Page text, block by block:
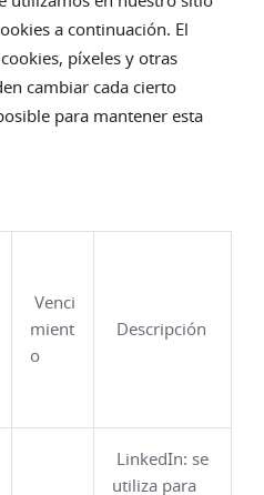
a continuación. El
píxeles y otras
cambiar cada cierto
para mantener esta
Venci
mient
o
Descripción
LinkedIn: se
utiliza para